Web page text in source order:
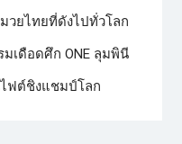
วยไทยที่ดังไปทั่วโลก
เดือดศึก ONE ลุมพินี
ฟต์ชิงแชมป์โลก